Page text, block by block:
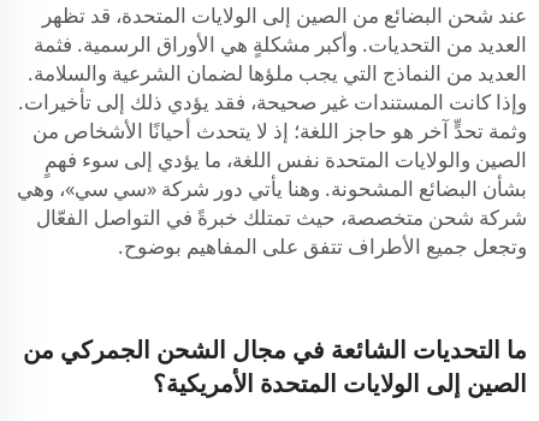
عند شحن البضائع من الصين إلى الولايات المتحدة، قد تظهر
العديد من التحديات. وأكبر مشكلةٍ هي الأوراق الرسمية. فثمة
العديد من النماذج التي يجب ملؤها لضمان الشرعية والسلامة.
وإذا كانت المستندات غير صحيحة، فقد يؤدي ذلك إلى تأخيرات.
وثمة تحدٍّ آخر هو حاجز اللغة؛ إذ لا يتحدث أحيانًا الأشخاص من
الصين والولايات المتحدة نفس اللغة، ما يؤدي إلى سوء فهمٍ
بشأن البضائع المشحونة. وهنا يأتي دور شركة «سي سي»، وهي
شركة شحن متخصصة، حيث تمتلك خبرةً في التواصل الفعّال
وتجعل جميع الأطراف تتفق على المفاهيم بوضوح.
ما التحديات الشائعة في مجال الشحن الجمركي من
الصين إلى الولايات المتحدة الأمريكية؟